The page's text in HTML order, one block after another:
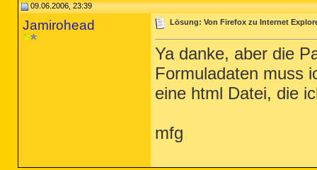
09.06.2006, 23:39
Jamirohead Lösung: Von Firefox zu Internet
Ya danke, aber die
Formuladaten muss
eine html Datei, die
mfg